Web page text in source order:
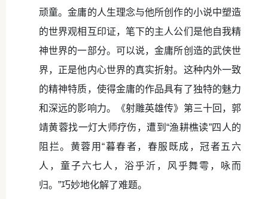
顽童。金庸的人生理念与他所创作的小说中塑造
的世界观相互印证，笔下的主人公们是他自我精
神世界的一部分。可以说，金庸所创造的武侠世
界，正是他内心世界的真实折射。这种内外一致
的精神特质，使得金庸的作品具有了独特的魅力
和深远的影响力。《射雕英雄传》第三十回，郭
靖黄蓉找一灯大师疗伤，遭到“渔耕樵读”四人的
阻拦。黄蓉用“暮春者，春服既成，冠者五六
人，童子六七人，浴乎沂，风乎舞雩，咏而
归。”巧妙地化解了难题。